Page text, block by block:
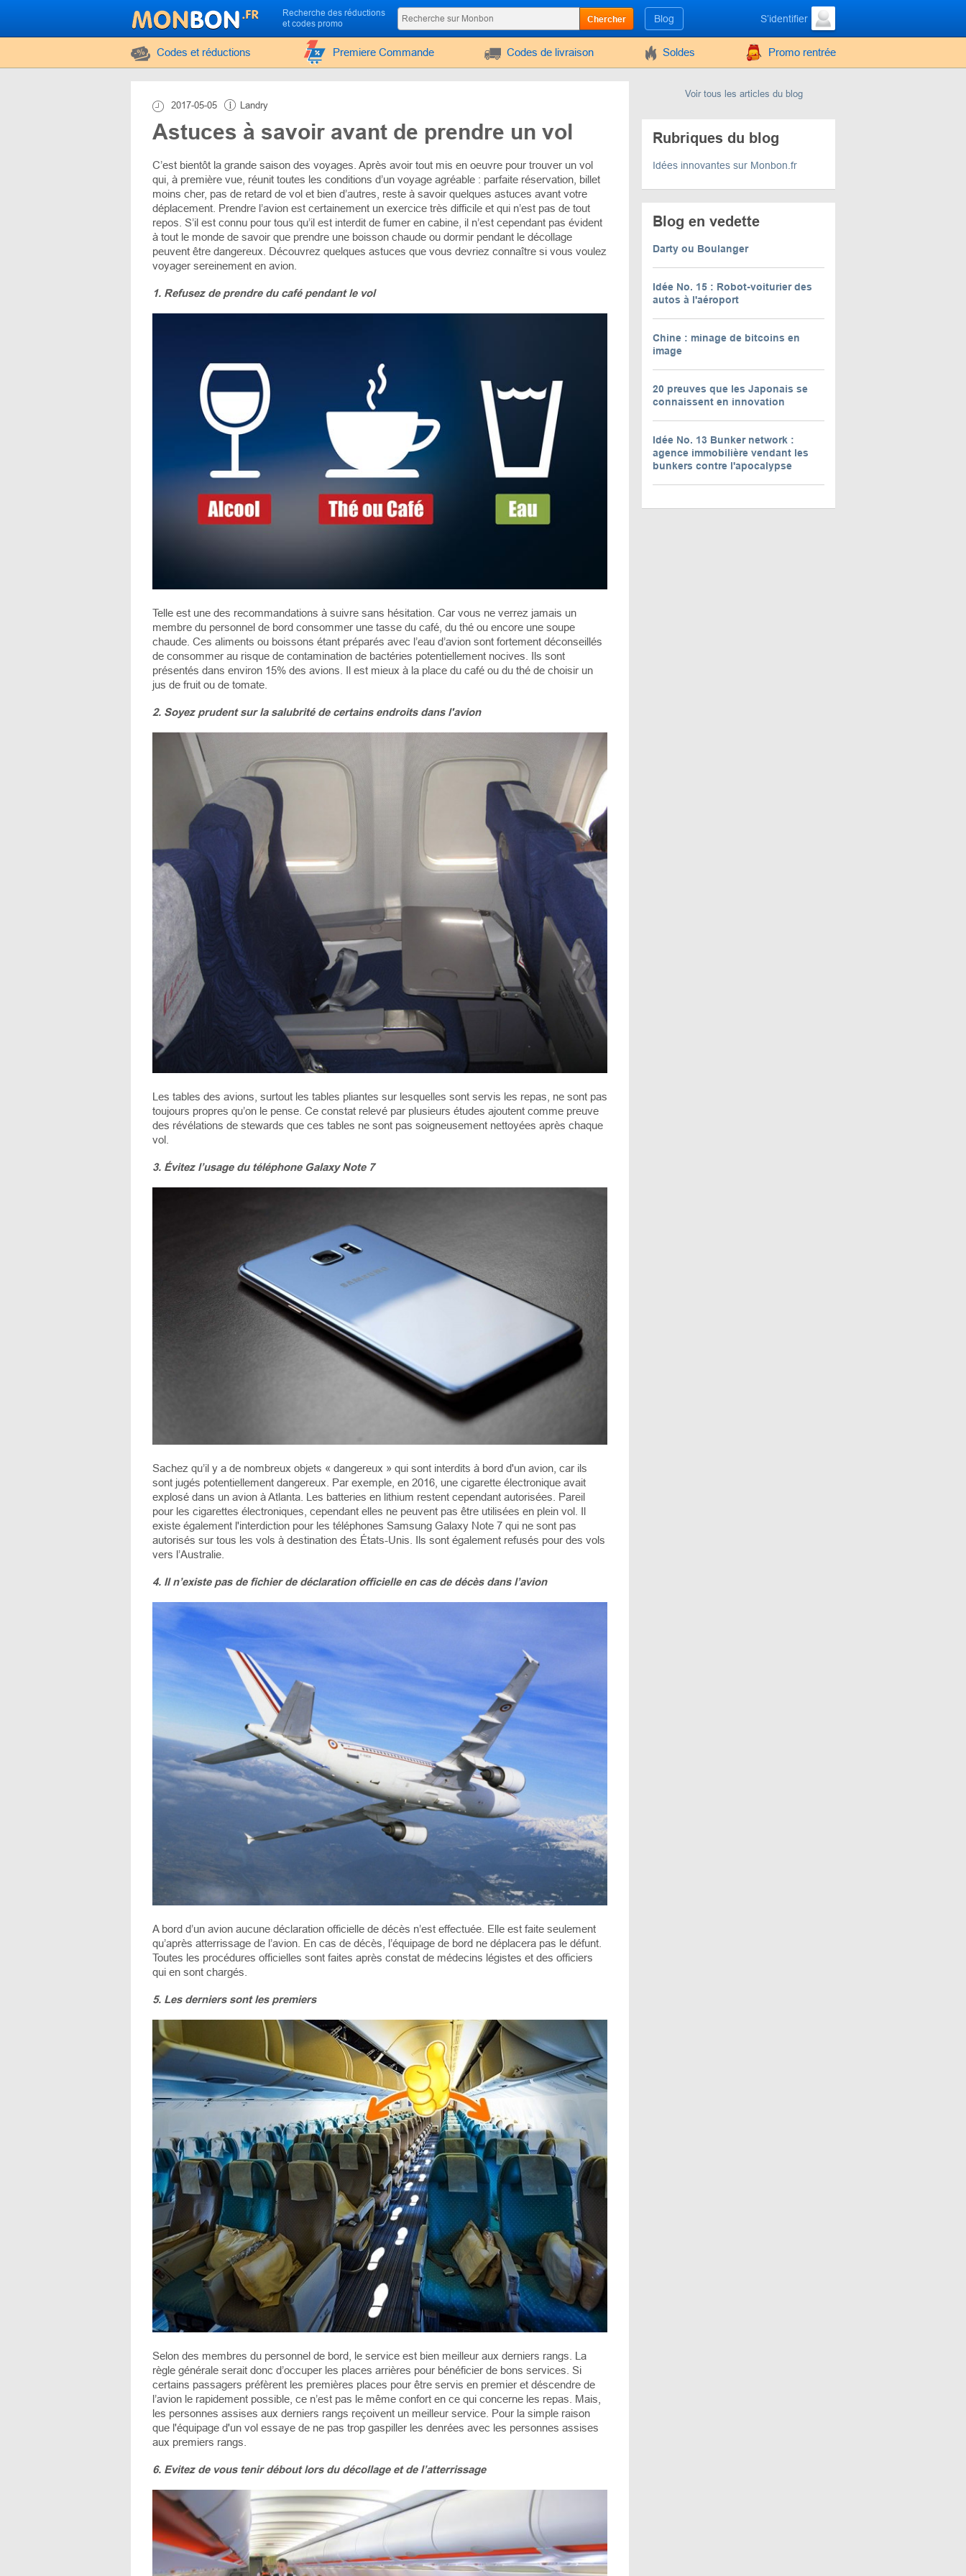
Recherche des réductions
et codes promo
Chercher Blog S’identifier
Codes et réductions Premiere Commande Codes de livraison Soldes Promo rentrée
2017-05-05 Landry
Astuces à savoir avant de prendre un vol
C’est bientôt la grande saison des voyages. Après avoir tout mis en oeuvre pour trouver un vol
qui, à première vue, réunit toutes les conditions d’un voyage agréable : parfaite réservation, billet
moins cher, pas de retard de vol et bien d’autres, reste à savoir quelques astuces avant votre
déplacement. Prendre l’avion est certainement un exercice très difficile et qui n’est pas de tout
repos. S’il est connu pour tous qu’il est interdit de fumer en cabine, il n’est cependant pas évident
à tout le monde de savoir que prendre une boisson chaude ou dormir pendant le décollage
peuvent être dangereux. Découvrez quelques astuces que vous devriez connaître si vous voulez
voyager sereinement en avion.
1. Refusez de prendre du café pendant le vol
Telle est une des recommandations à suivre sans hésitation. Car vous ne verrez jamais un
membre du personnel de bord consommer une tasse du café, du thé ou encore une soupe
chaude. Ces aliments ou boissons étant préparés avec l’eau d’avion sont fortement déconseillés
de consommer au risque de contamination de bactéries potentiellement nocives. Ils sont
présentés dans environ 15% des avions. Il est mieux à la place du café ou du thé de choisir un
jus de fruit ou de tomate.
2. Soyez prudent sur la salubrité de certains endroits dans l'avion
Les tables des avions, surtout les tables pliantes sur lesquelles sont servis les repas, ne sont pas
toujours propres qu’on le pense. Ce constat relevé par plusieurs études ajoutent comme preuve
des révélations de stewards que ces tables ne sont pas soigneusement nettoyées après chaque
vol.
3. Évitez l’usage du téléphone Galaxy Note 7
Sachez qu’il y a de nombreux objets « dangereux » qui sont interdits à bord d'un avion, car ils
sont jugés potentiellement dangereux. Par exemple, en 2016, une cigarette électronique avait
explosé dans un avion à Atlanta. Les batteries en lithium restent cependant autorisées. Pareil
pour les cigarettes électroniques, cependant elles ne peuvent pas être utilisées en plein vol. Il
existe également l'interdiction pour les téléphones Samsung Galaxy Note 7 qui ne sont pas
autorisés sur tous les vols à destination des États-Unis. Ils sont également refusés pour des vols
vers l’Australie.
4. Il n’existe pas de fichier de déclaration officielle en cas de décès dans l’avion
A bord d’un avion aucune déclaration officielle de décès n’est effectuée. Elle est faite seulement
qu’après atterrissage de l’avion. En cas de décès, l’équipage de bord ne déplacera pas le défunt.
Toutes les procédures officielles sont faites après constat de médecins légistes et des officiers
qui en sont chargés.
5. Les derniers sont les premiers
Selon des membres du personnel de bord, le service est bien meilleur aux derniers rangs. La
règle générale serait donc d’occuper les places arrières pour bénéficier de bons services. Si
certains passagers préfèrent les premières places pour être servis en premier et déscendre de
l’avion le rapidement possible, ce n’est pas le même confort en ce qui concerne les repas. Mais,
les personnes assises aux derniers rangs reçoivent un meilleur service. Pour la simple raison
que l'équipage d'un vol essaye de ne pas trop gaspiller les denrées avec les personnes assises
aux premiers rangs.
6. Evitez de vous tenir débout lors du décollage et de l’atterrissage
Voir tous les articles du blog
Rubriques du blog
Idées innovantes sur Monbon.fr
Blog en vedette
Darty ou Boulanger
Idée No. 15 : Robot-voiturier des
autos à l'aéroport
Chine : minage de bitcoins en
image
20 preuves que les Japonais se
connaissent en innovation
Idée No. 13 Bunker network :
agence immobilière vendant les
bunkers contre l'apocalypse